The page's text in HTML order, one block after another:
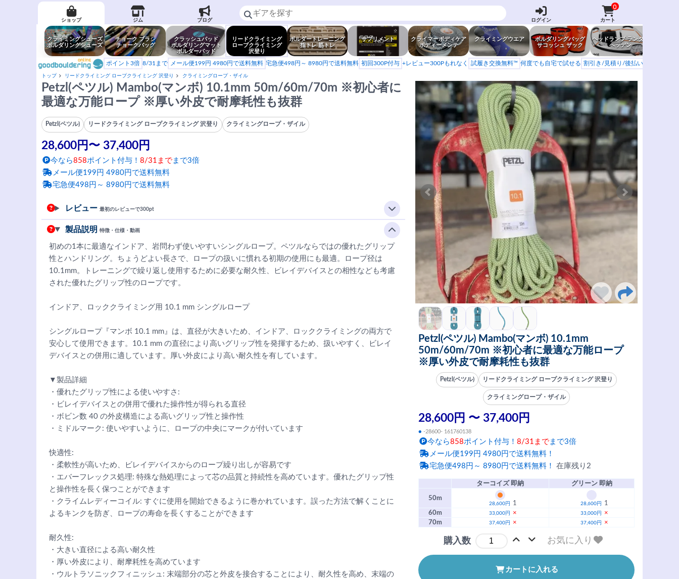
ショップ ジム ブログ ログイン
0
カート
クライミングシューズ
ボルダリングシューズ
チョーク ブラシ
チョークバッグ
クラッシュパッド
ボルダリングマット
ボルダーパッド
リードクライミング
ロープクライミング
沢登り
ボルダートレーニング
指トレ 筋トレ
サプリメント
クライマーボディケア
ボディーメンテ
クライミングウエア
ボルダリングバッグ
サコッシュ ザック
ヘッドランプ ランタン
ヘッデン
ポイント3倍 8/31まで メール便199円 4980円で送料無料 宅急便498円～ 8980円で送料無料 初回300P付与 +レビュー300Pもれなく 試履き交換無料™ 何度でも自宅で試せる 割引き/見積り/後払い
トップ リードクライミング ロープクライミング 沢登り クライミングロープ・ザイル
Petzl(ペツル) Mambo(マンボ) 10.1mm
50m/60m/70m ※初心者に最適な万能ロープ
※厚い外皮で耐摩耗性も抜群
Petzl(ペツル) リードクライミング ロープクライミング 沢登り
クライミングロープ・ザイル
28,600円 〜 37,400円
● -28600- 161760138
今なら858ポイント付与！ 8/31まで まで3倍
メール便199円 4980円で送料無料！
宅急便498円～ 8980円で送料無料！ 在庫残り2
ターコイズ 即納 グリーン 即納
50m
28,600円 1 28,600円
1
60m
33,000円 × 33,000円
×
70m
37,400円 × 37,400円 ×
購入数 お気に入り
カートに入れる
Petzl(ペツル) Mambo(マンボ) 10.1mm 50m/60m/70m ※初心者に
最適な万能ロープ ※厚い外皮で耐摩耗性も抜群
Petzl(ペツル) リードクライミング ロープクライミング 沢登り クライミングロープ・ザイル
28,600円〜 37,400円
今なら858ポイント付与！ 8/31まで まで3倍
メール便199円 4980円で送料無料
宅急便498円～ 8980円で送料無料
レビュー 最初のレビューで300pt
製品説明 特徴・仕様・動画
初めの1本に最適なインドア、岩問わず使いやすいシングルロープ。ペツルならではの優れたグリップ
性とハンドリング。ちょうどよい長さで、ロープの扱いに慣れる初期の使用にも最適。ロープ径は
10.1mm。トレーニングで繰り返し使用するために必要な耐久性、ビレイデバイスとの相性なども考慮
された優れたグリップ性のロープです。
インドア、ロッククライミング用 10.1 mm シングルロープ
シングルロープ『マンボ 10.1 mm』は、直径が大きいため、インドア、ロッククライミングの両方で
安心して使用できます。10.1 mm の直径により高いグリップ性を発揮するため、扱いやすく、ビレイ
デバイスとの併用に適しています。厚い外皮により高い耐久性を有しています。
▼製品詳細
・優れたグリップ性による使いやすさ:
・ビレイデバイスとの併用で優れた操作性が得られる直径
・ボビン数 40 の外皮構造による高いグリップ性と操作性
・ミドルマーク: 使いやすいように、ロープの中央にマークが付いています
快適性:
・柔軟性が高いため、ビレイデバイスからのロープ繰り出しが容易です
・エバーフレックス処理: 特殊な熱処理によって芯の品質と持続性を高めています。優れたグリップ性
と操作性を長く保つことができます
・クライムレディーコイル: すぐに使用を開始できるように巻かれています。誤った方法で解くことに
よるキンクを防ぎ、ロープの寿命を長くすることができます
耐久性:
・大きい直径による高い耐久性
・厚い外皮により、耐摩耗性を高めています
・ウルトラソニックフィニッシュ: 末端部分の芯と外皮を接合することにより、耐久性を高め、末端の